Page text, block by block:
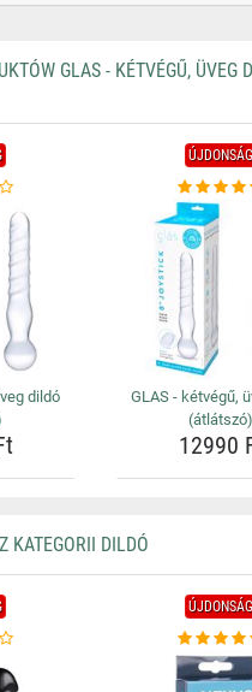
GLAS - KÉTVÉGŰ, ÜVEG
dildó
ÚJDONSÁG
GLAS - kétvégű,
(átlátszó)
12990
KATEGORII DILDÓ
ÚJDONSÁG